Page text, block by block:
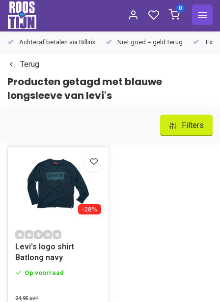
0
Achteraf betalen via Billink Niet goed = geld terug
Terug
Producten getagd met blauwe
longsleeve van levi's
Filters
-28%
Levi's logo shirt
Batlong navy
Op voorraad
24,95 AVP